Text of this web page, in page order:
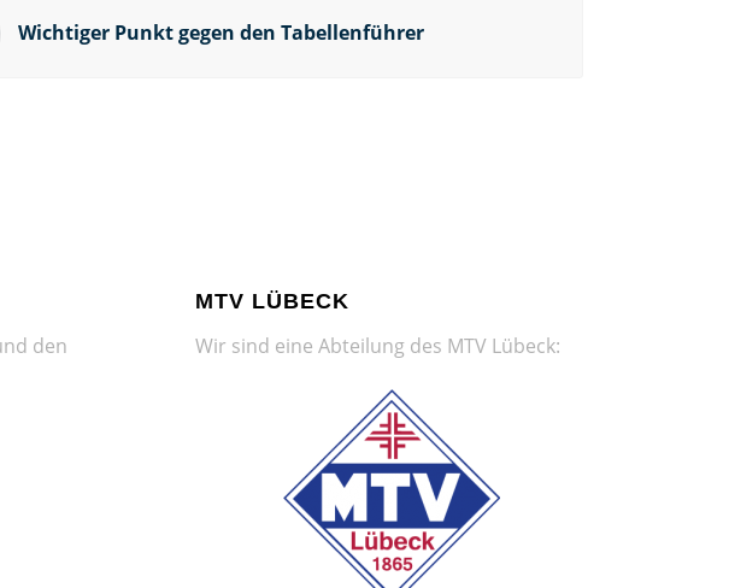
Wichtiger Punkt gegen den Tabellenführer
den
MTV LÜBECK
Wir sind eine Abteilung des MTV Lübeck: